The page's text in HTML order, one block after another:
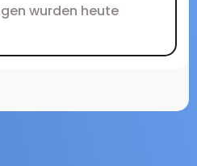
wurden heute